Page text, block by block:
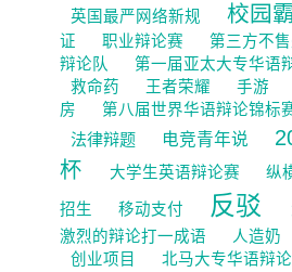
英国最严网络新规
校园
证
职业辩论赛 第三方不
辩论队
第一届亚太大专华语
救命药
王者荣耀 手游
房
第八届世界华语辩论锦标
法律辩题 电竞青年说
杯
大学生英语辩论赛 纵
招生 移动支付 反驳
激烈的辩论打一成语
人造奶
创业项目
北马大专华语辩